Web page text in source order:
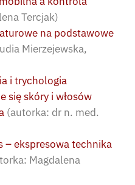
Tercjak)
na podstawowe
Mierzejewska,
i trychologia
się skóry i włosów
(autorka: dr n. med.
– ekspresowa technika
Magdalena